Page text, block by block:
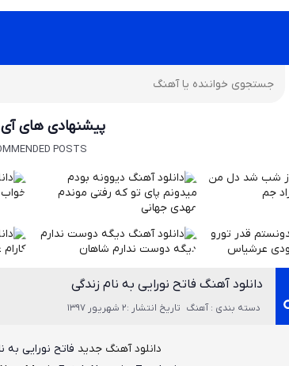
پیشنهادی های آی
POSTS
دانلود آهنگ فاتح نورایی به نام زندگی
دسته بندی : آهنگ تاریخ انتشار :2 شهریور 1397
دانلود آهنگ جدید فاتح نورایی به